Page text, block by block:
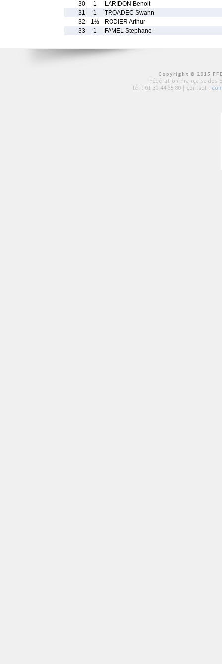
30
1
LARIDON Benoit
31
1
TROADEC Swann
32
1½
RODIER Arthur
33
1 FAMEL Stephane
Copyright © 2015
Fédération Française des
tél : 01 39 44 65 80 | contact :